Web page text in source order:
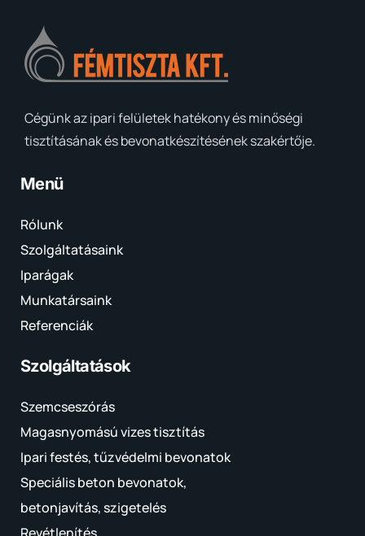
Cégünk az ipari felületek hatékony és minőségi
tisztításának és bevonatkészítésének szakértője.
Menü
Rólunk
Szolgáltatásaink
Iparágak
Munkatársaink
Referenciák
Szolgáltatások
Szemcseszórás
Magasnyomású vizes tisztítás
Ipari festés, tűzvédelmi bevonatok
Speciális beton bevonatok,
betonjavítás, szigetelés